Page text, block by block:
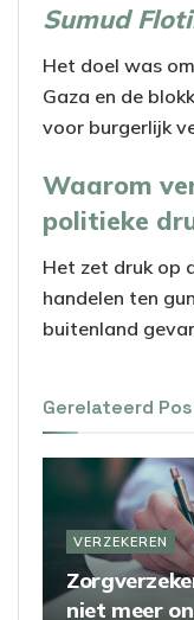
Sumud
Het doel was
Gaza en de
voor burgerlijk
Waarom
politieke
Het zet druk op
handelen ten
buitenland
Gerelateerd
VERZEKEREN
niet meer